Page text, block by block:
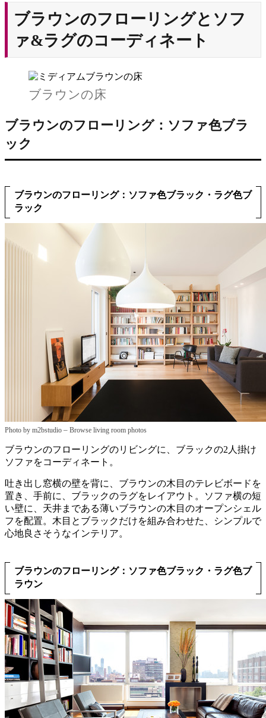
ブラウンのフローリングとソフ
ァ&ラグのコーディネート
ブラウンの床
ブラウンのフローリング：ソファ色ブラ
ック
ブラウンのフローリング：ソファ色ブラック・ラグ色ブ
ラック
Photo by m2bstudio – Browse living room photos
ブラウンのフローリングのリビングに、ブラックの2人掛け
ソファをコーディネート。
吐き出し窓横の壁を背に、ブラウンの木目のテレビボードを
置き、手前に、ブラックのラグをレイアウト。ソファ横の短
い壁に、天井まである薄いブラウンの木目のオープンシェル
フを配置。木目とブラックだけを組み合わせた、シンプルで
心地良さそうなインテリア。
ブラウンのフローリング：ソファ色ブラック・ラグ色ブ
ラウン